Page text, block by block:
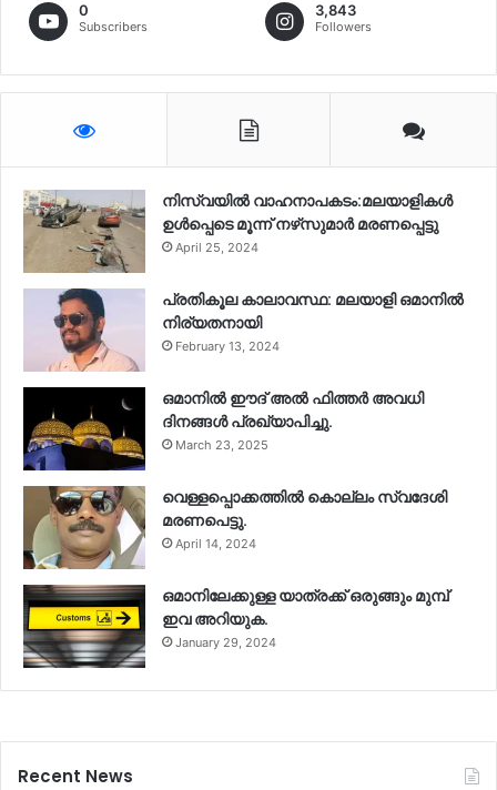
0
Subscribers
3,843
Followers
നിസ്‌വയിൽ വാഹനാപകടം:മലയാളികള്‍
ഉള്‍പ്പെടെ മൂന്ന് നഴ്‌സുമാര്‍ മരണപ്പെട്ടു
April 25, 2024
പ്രതികൂല കാലാവസ്ഥ: മലയാളി ഒമാനിൽ
നിര്യതനായി
February 13, 2024
ഒമാനിൽ ഈദ് അൽ ഫിത്തർ അവധി
ദിനങ്ങൾ പ്രഖ്യാപിച്ചു.
March 23, 2025
വെള്ളപ്പൊക്കത്തിൽ കൊല്ലം സ്വദേശി
മരണപെട്ടു.
April 14, 2024
ഒമാനിലേക്കുള്ള യാത്രക്ക് ഒരുങ്ങും മുമ്പ്
ഇവ അറിയുക.
January 29, 2024
Recent News